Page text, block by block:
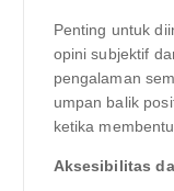
Penting untuk
opini subjektif
pengalaman
umpan balik
ketika
Aksesibilitas